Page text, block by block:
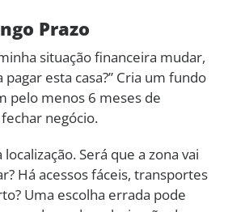
Prazo
situação financeira mudar,
esta casa?” Cria um fundo
pelo menos 6 meses de
negócio.
Será que a zona vai
Há acessos fáceis, transportes
Uma escolha errada pode